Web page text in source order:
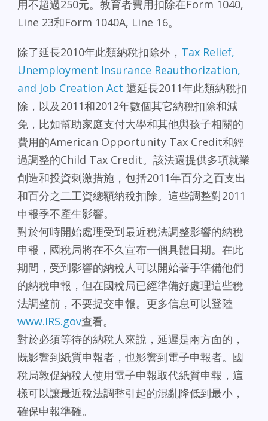
用不超過250元。教育者費用扣除在Form 1040,
Line 23和Form 1040A, Line 16。
除了延長2010年此類納稅扣除外， Tax Relief,
Unemployment Insurance Reauthorization,
and Job Creation Act 還延長2011年此類納稅扣
除，以及2011和2012年數個其它納稅扣除和減
免，比如幫助家庭支付大學和其他與孩子相關的
費用的American Opportunity Tax Credit和經
過調整的Child Tax Credit。該法還提供多項就業
創造和投資刺激措施，包括2011年百分之百支出
和百分之二工資總額納稅扣除。這些調整對2011
申報季不產生影響。
對於何時開始處理受到最近稅法調整影響的納稅
申報，國稅局將在不久宣布一個具體日期。在此
期間，受到影響的納稅人可以開始著手準備他們
的納稅申報，但在國稅局已經準備好處理這些稅
法調整前，不要提交申報。更多信息可以登陸
www.IRS.gov查看。
對於必須等待的納稅人來說，延遲是兩方面的，
既影響到紙質申報者，也影響到電子申報者。國
稅局敦促納稅人使用電子申報取代紙質申報，這
樣可以讓最近稅法調整引起的混亂降低到最小，
確保申報準確。